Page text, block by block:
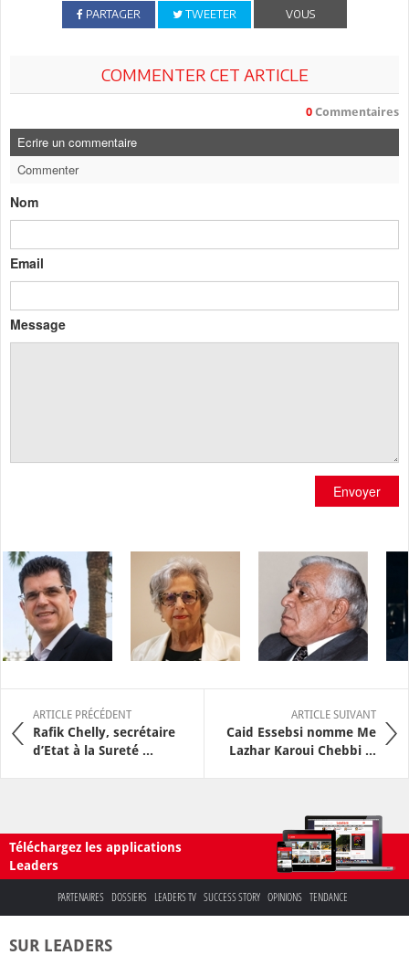
PARTAGER TWEETER
VOUS
COMMENTER CET ARTICLE
0 Commentaires
Ecrire un commentaire
Commenter
Nom
Email
Message
Envoyer
ARTICLE PRÉCÉDENT
Rafik Chelly, secrétaire
d’Etat à la Sureté ...
ARTICLE SUIVANT
Caid Essebsi nomme Me
Lazhar Karoui Chebbi ...
Téléchargez les applications
Leaders
PARTENAIRES DOSSIERS LEADERS TV SUCCESS STORY OPINIONS TENDANCE
SUR LEADERS